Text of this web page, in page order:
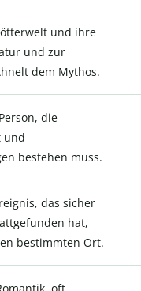
und ihre
und zur
dem Mythos.
die
und
bestehen muss.
das sicher
hat,
bestimmten Ort.
oft